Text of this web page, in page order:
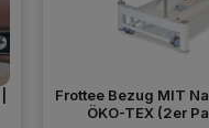
Frottee Bezug MIT
ÖKO-TEX